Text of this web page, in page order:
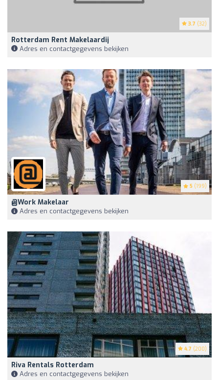
3.7 (32)
Rotterdam Rent Makelaardij
Adres en contactgegevens bekijken
5 (199)
@Work Makelaar
Adres en contactgegevens bekijken
4.7 (200)
Riva Rentals Rotterdam
Adres en contactgegevens bekijken